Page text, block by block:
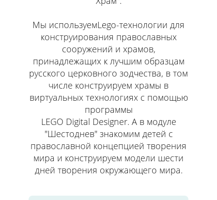
Мы используемLego-технологии для
конструирования православных
сооружений и храмов,
принадлежащих к лучшим образцам
русского церковного зодчества, в том
числе конструируем храмы в
виртуальных технологиях с помощью
программы
LEGO Digital Designer. А в модуле
"Шестоднев" знакомим детей с
православной концепцией творения
мира и конструируем модели шести
дней творения окружающего мира.